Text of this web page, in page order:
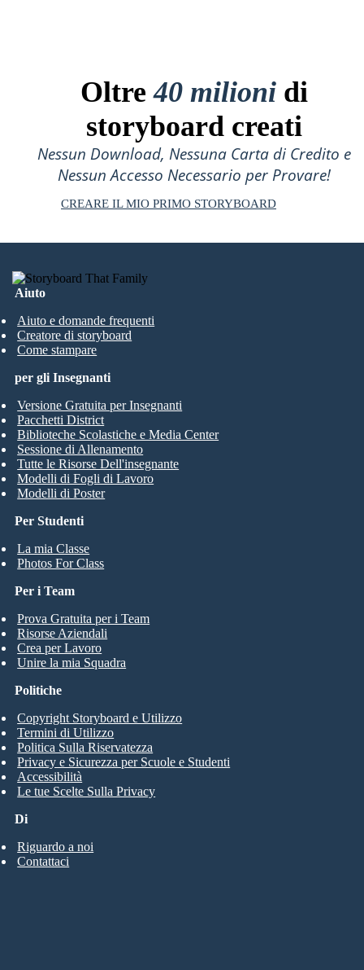
Oltre40 milioni di
storyboard creati
Nessun Download, Nessuna Carta di Credito e
Nessun Accesso Necessario per Provare!
CREARE IL MIO PRIMO STORYBOARD
Aiuto
Aiuto e domande frequenti
Creatore di storyboard
Come stampare
Per Studenti
La mia Classe
Photos For Class
per gli Insegnanti
Versione Gratuita per Insegnanti
Pacchetti District
Biblioteche Scolastiche e Media Center
Sessione di Allenamento
Tutte le Risorse Dell'insegnante
Modelli di Fogli di Lavoro
Modelli di Poster
Per i Team
Prova Gratuita per i Team
Risorse Aziendali
Crea per Lavoro
Unire la mia Squadra
Di
Riguardo a noi
Contattaci
Politiche
Copyright Storyboard e Utilizzo
Termini di Utilizzo
Politica Sulla Riservatezza
Privacy e Sicurezza per Scuole e Studenti
Accessibilità
Le tue Scelte Sulla Privacy